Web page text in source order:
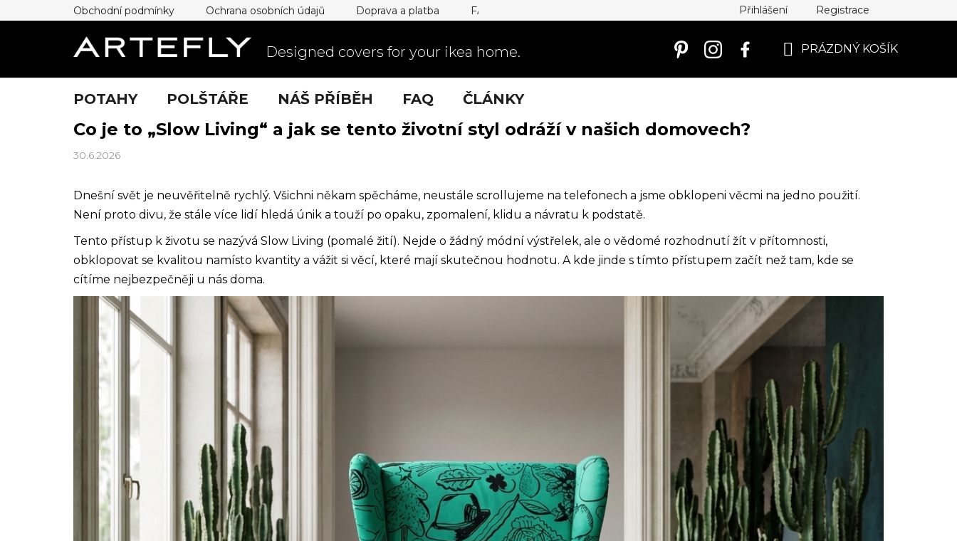
na
Obchodní podmínky Ochrana osobních údajů Doprava a platba FAQ Přihlášení Registrace
Designed covers for your ikea home. PRÁZDNÝ KOŠÍK
POTAHY POLŠTÁŘE NÁŠ PŘÍBĚH FAQ ČLÁNKY
Co je to „Slow Living“ a jak se tento životní styl odráží v našich domovech?
30.6.2026
Dnešní svět je neuvěřitelně rychlý. Všichni někam spěcháme, neustále scrollujeme na telefonech a jsme obklopeni věcmi na jedno použití.
Není proto divu, že stále více lidí hledá únik a touží po opaku, zpomalení, klidu a návratu k podstatě.
Tento přístup k životu se nazývá Slow Living (pomalé žití). Nejde o žádný módní výstřelek, ale o vědomé rozhodnutí žít v přítomnosti,
obklopovat se kvalitou namísto kvantity a vážit si věcí, které mají skutečnou hodnotu. A kde jinde s tímto přístupem začít než tam, kde se
cítíme nejbezpečněji u nás doma.